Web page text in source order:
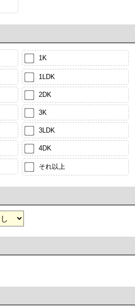
1K
1LDK
2DK
3K
3LDK
4DK
それ以上